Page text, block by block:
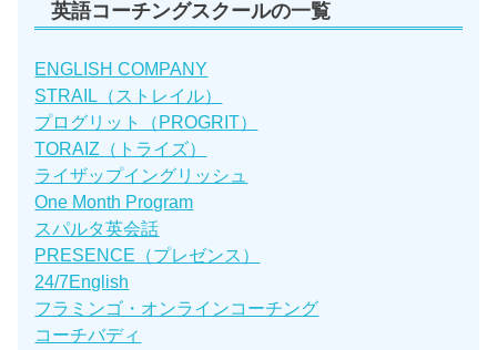
英語コーチングスクールの一覧
ENGLISH COMPANY
STRAIL（ストレイル）
プログリット（PROGRIT）
TORAIZ（トライズ）
ライザップイングリッシュ
One Month Program
スパルタ英会話
PRESENCE（プレゼンス）
24/7English
フラミンゴ・オンラインコーチング
コーチバディ